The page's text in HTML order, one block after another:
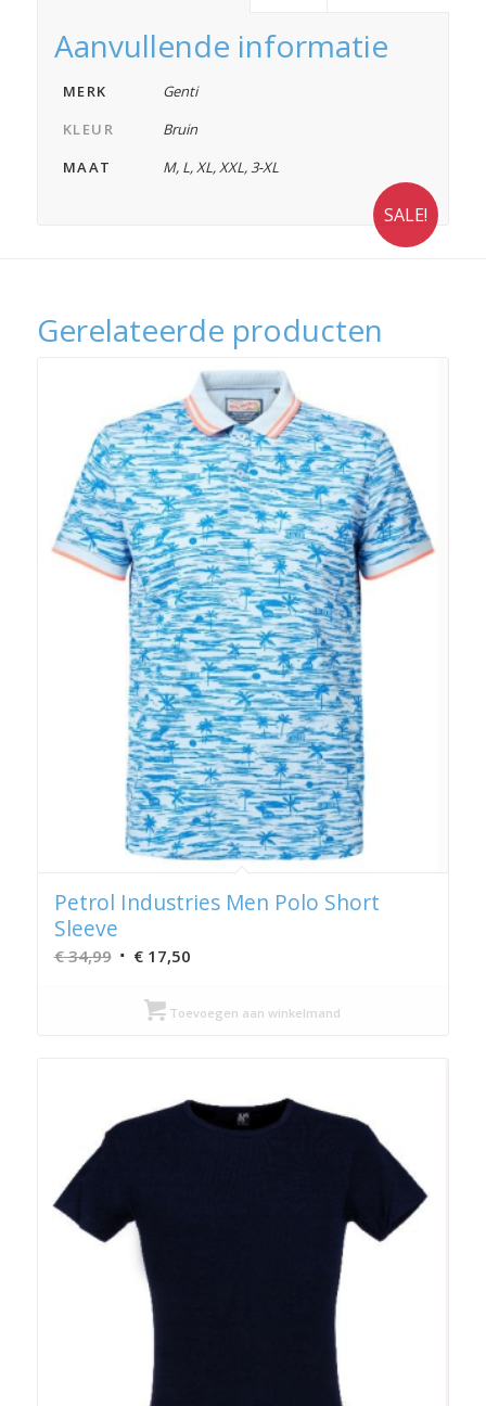
SALE!
Aanvullende informatie
MERK
Genti
KLEUR
Bruin
MAAT
M, L,XL,XXL,3-XL
Gerelateerde producten
Petrol Industries Men Polo Short
Sleeve
€34,99 Oorspronkelijke
was:
€17,50Huidige
Toevoegen aan winkelmand